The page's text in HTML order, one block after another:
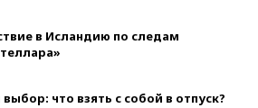
в Исландию по следам
что взять с собой в отпуск?